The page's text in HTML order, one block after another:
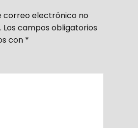
correo electrónico no
Los campos obligatorios
con *